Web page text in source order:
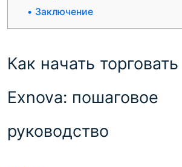
Заключение
Как начать
Exnova: пошаговое
руководство